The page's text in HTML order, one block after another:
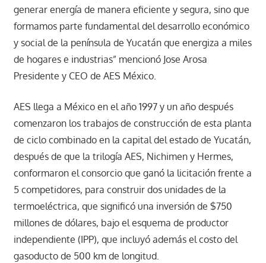
generar energía de manera eficiente y segura, sino que
formamos parte fundamental del desarrollo económico
y social de la península de Yucatán que energiza a miles
de hogares e industrias” mencionó Jose Arosa
Presidente y CEO de AES México.
AES llega a México en el año 1997 y un año después
comenzaron los trabajos de construcción de esta planta
de ciclo combinado en la capital del estado de Yucatán,
después de que la trilogía AES, Nichimen y Hermes,
conformaron el consorcio que ganó la licitación frente a
5 competidores, para construir dos unidades de la
termoeléctrica, que significó una inversión de $750
millones de dólares, bajo el esquema de productor
independiente (IPP), que incluyó además el costo del
gasoducto de 500 km de longitud.